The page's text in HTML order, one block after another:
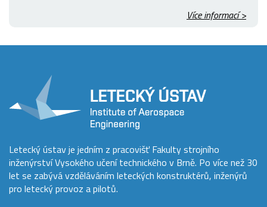
Více informací >
Letecký ústav je jedním z pracovišť Fakulty strojního
inženýrství Vysokého učení technického v Brně. Po více než 30
let se zabývá vzděláváním leteckých konstruktérů, inženýrů
pro letecký provoz a pilotů.